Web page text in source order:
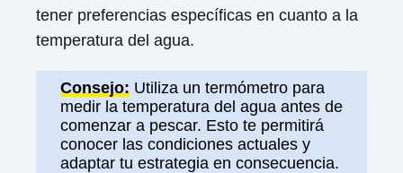
tener preferencias específicas en cuanto a la
temperatura del agua.
Consejo: Utiliza un termómetro para
medir la temperatura del agua antes de
comenzar a pescar. Esto te permitirá
conocer las condiciones actuales y
adaptar tu estrategia en consecuencia.